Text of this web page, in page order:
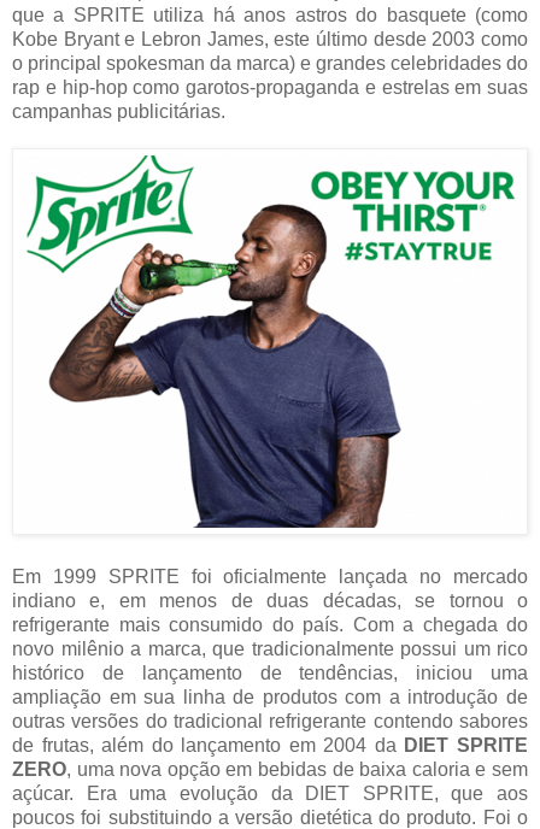
que a SPRITE utiliza há anos astros do basquete (como
Kobe Bryant e Lebron James, este último desde 2003 como
o principal spokesman da marca) e grandes celebridades do
rap e hip-hop como garotos-propaganda e estrelas em suas
campanhas publicitárias.
Em 1999 SPRITE foi oficialmente lançada no mercado
indiano e, em menos de duas décadas, se tornou o
refrigerante mais consumido do país. Com a chegada do
novo milênio a marca, que tradicionalmente possui um rico
histórico de lançamento de tendências, iniciou uma
ampliação em sua linha de produtos com a introdução de
outras versões do tradicional refrigerante contendo sabores
de frutas, além do lançamento em 2004 da DIET SPRITE
ZERO, uma nova opção em bebidas de baixa caloria e sem
açúcar. Era uma evolução da DIET SPRITE, que aos
poucos foi substituindo a versão dietética do produto. Foi o